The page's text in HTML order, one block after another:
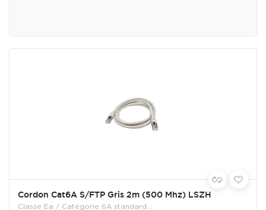
Cordon Cat6A S/FTP Gris 2m (500 Mhz) LSZH
Classe Ea / Catégorie 6A standard...